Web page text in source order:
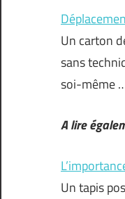
Un carton
sans
soi-même
A lire
Un tapis